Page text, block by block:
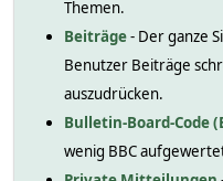
Themen.
Beiträge- Der ganze
Benutzer Beiträge
auszudrücken.
Bulletin-Board-Code
wenig BBC